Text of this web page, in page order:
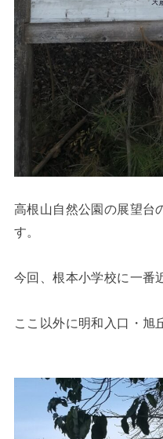
高根山自然公園の展望台
す。
今回、根本小学校に一番
ここ以外に明和入口・旭